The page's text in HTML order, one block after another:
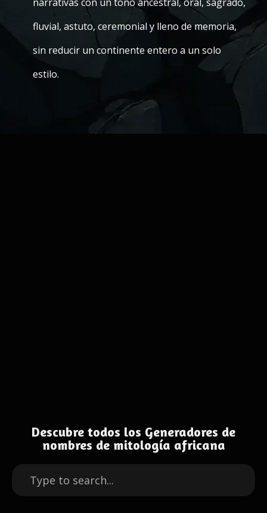
fluvial, astuto, ceremonial y lleno de memoria,
sin reducir un continente entero a un solo
estilo.
Descubre todos los Generadores de
nombres de mitología africana